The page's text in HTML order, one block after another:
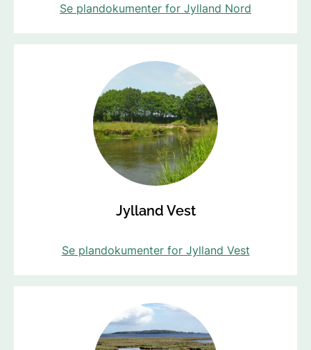
Se plandokumenter for Jylland Nord
Jylland Vest
Se plandokumenter for Jylland Vest